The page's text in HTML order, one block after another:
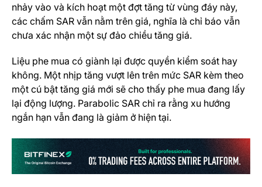
nhảy vào và kích hoạt một đợt tăng từ vùng đáy này,
các chấm SAR vẫn nằm trên giá, nghĩa là chỉ báo vẫn
chưa xác nhận một sự đảo chiều tăng giá.
Liệu phe mua có giành lại được quyền kiểm soát hay
không. Một nhịp tăng vượt lên trên mức SAR kèm theo
một cú bật tăng giá mới sẽ cho thấy phe mua đang lấy
lại động lượng. Parabolic SAR chỉ ra rằng xu hướng
ngắn hạn vẫn đang là giảm ở hiện tại.